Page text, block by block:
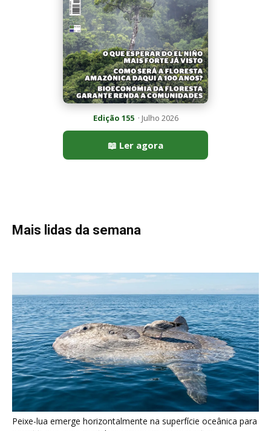
Mais lidas da semana
Peixe-lua emerge horizontalmente na superfície oceânica para
permitir que aves marinhas removam ectoparasitas
Seriema utiliza pernas longas e arremessa serpentes contra
rochas para subjugar presas peçonhentas nos campos